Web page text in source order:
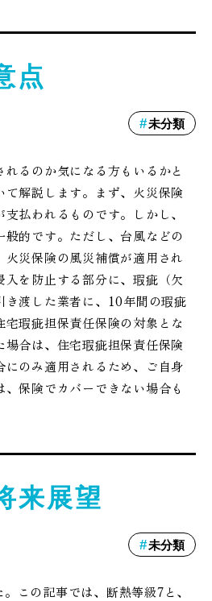
点
未分類
るのか気になる方もいるかと
解説します。まず、火災保険
払われるものです。しかし、
的です。ただし、台風などの
災保険の風災補償が適用され
を防止する部分に、瑕疵（欠
渡した業者に、10年間の瑕疵
瑕疵担保責任保険の対象とな
合は、住宅瑕疵担保責任保険
のみ適用されるため、ご自身
保険でカバーできない場合も
来展望
未分類
この記事では、断熱等級7と、